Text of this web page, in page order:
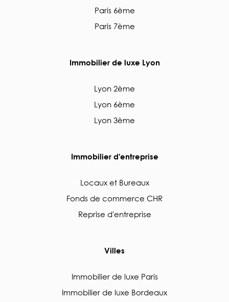
Paris 6ème
Paris 7ème
Immobilier de luxe Lyon
Lyon 2ème
Lyon 6ème
Lyon 3ème
Immobilier d'entreprise
Locaux et Bureaux
Fonds de commerce CHR
Reprise d'entreprise
Villes
Immobilier de luxe Paris
Immobilier de luxe Bordeaux